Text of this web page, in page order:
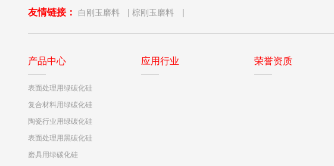
友情链接： 白刚玉磨料 | 棕刚玉磨料 |
产品中心
表面处理用绿碳化硅
复合材料用绿碳化硅
陶瓷行业用绿碳化硅
表面处理用黑碳化硅
磨具用绿碳化硅
应用行业 荣誉资质